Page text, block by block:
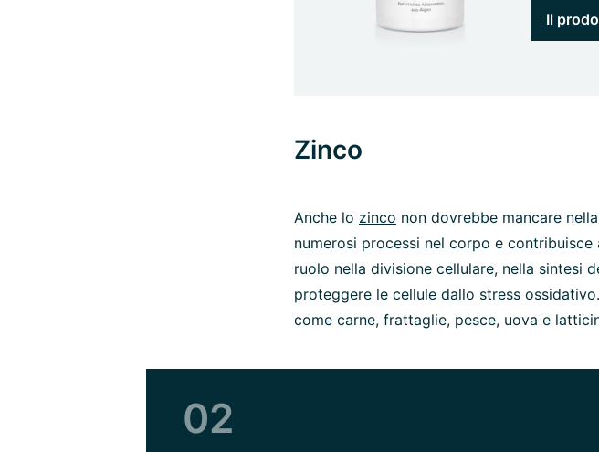
Il
Zinco
Anche lo zinco non dovrebbe mancare
numerosi processi nel corpo e
ruolo nella divisione cellulare, nella sintesi
proteggere le cellule dallo stress
come carne, frattaglie, pesce, uova e
02